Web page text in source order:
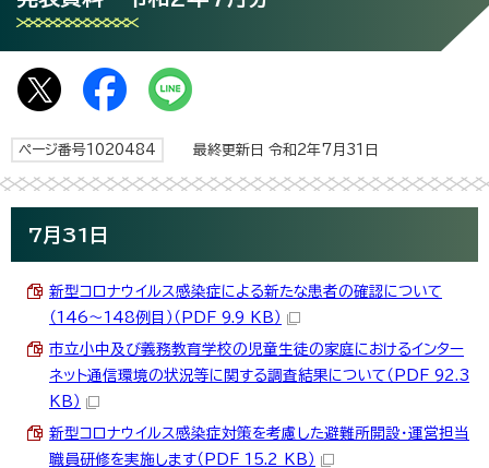
ページ番号1020484 最終更新日 令和2年7月31日
7月31日
新型コロナウイルス感染症による新たな患者の確認について
（146～148例目）（PDF 9.9 KB）
市立小中及び義務教育学校の児童生徒の家庭におけるインター
ネット通信環境の状況等に関する調査結果について（PDF 92.3
KB）
新型コロナウイルス感染症対策を考慮した避難所開設・運営担当
職員研修を実施します（PDF 15.2 KB）